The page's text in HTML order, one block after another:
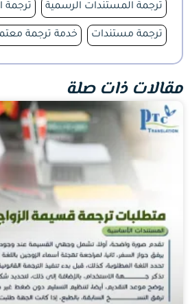
ترجمة المستندات الرسمية ترجمة
ترجمة مستندات خدمة ترجمة
مقالات ذات صلة